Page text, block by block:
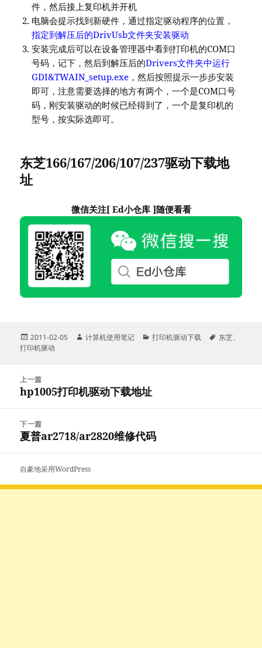
件，然后接上复印机并开机
电脑会提示找到新硬件，通过指定驱动程序的位置，
指定到解压后的DrivUsb文件夹安装驱动
安装完成后可以在设备管理器中看到打印机的COM口
号码，记下，然后到解压后的Drivers文件夹中运行
GDI&TWAIN_setup.exe ，然后按照提示一步步安装
即可，注意需要选择的地方有两个，一个是COM口号
码，刚安装驱动的时候已经得到了，一个是复印机的
型号，按实际选即可。
东芝166/167/206/107/237驱动下载地
址
微信关注[ Ed小仓库 ]随便看看
发
布
2011-02-05
作
计算机使用笔记
分
打印机驱动下载
标
东芝、
打印机驱动
航
上一篇
上
文
章：
hp1005打印机驱动下载地址
下一篇
下
篇
文
夏普ar2718/ar2820维修代码
自豪地采用WordPress